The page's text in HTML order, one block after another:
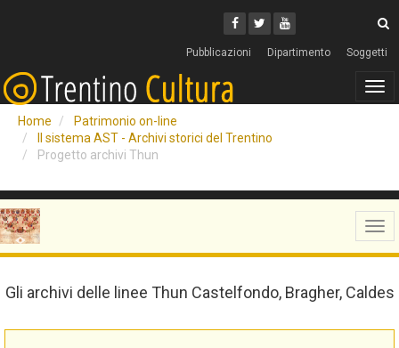
Facebook
Twitter
Youtube
Pubblicazioni Dipartimento Soggetti
Home
Patrimonio on-line
Il sistema AST - Archivi storici del Trentino
Progetto archivi Thun
Gli archivi delle linee Thun Castelfondo, Bragher, Caldes